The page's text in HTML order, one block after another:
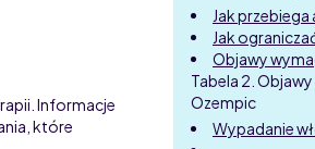
Informacje
które
Jak
Jak
Objawy
Tabela 2.
Ozempic
Wypadanie